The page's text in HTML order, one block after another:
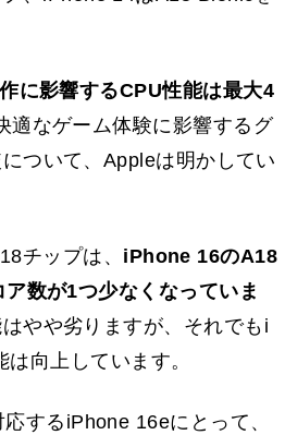
に影響するCPU性能は最大4
適なゲーム体験に影響するグ
ついて、Appleは明かしてい
チップは、 iPhone 16のA18
数が1つ少なくなっていま
やや劣りますが、それでもi
向上しています。
するiPhone 16eにとって、